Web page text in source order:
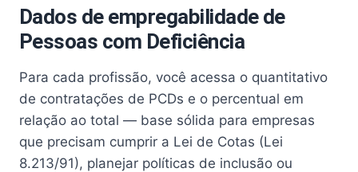
Dados de empregabilidade de
Pessoas com Deficiência
Para cada profissão, você acessa o quantitativo
de contratações de PCDs e o percentual em
relação ao total — base sólida para empresas
que precisam cumprir a Lei de Cotas (Lei
8.213/91), planejar políticas de inclusão ou